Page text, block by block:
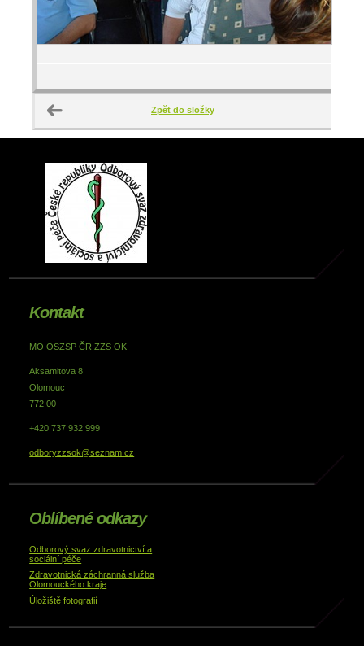
Zpět do složky
Kontakt
MO OSZSP ČR ZZS OK
Aksamitova 8
Olomouc
772 00
+420 737 932 999
odboryzzsok@seznam.cz
Oblíbené odkazy
Odborový svaz zdravotnictví a
sociální péče
Zdravotnická záchranná služba
Olomouckého kraje
Úložiště fotografií